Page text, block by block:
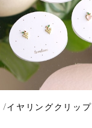
イヤリングクリップ